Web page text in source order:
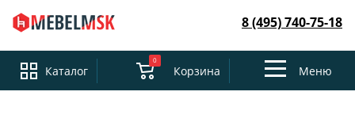
8 (495) 740-75-18
Каталог
0
Корзина
ToggleМеню